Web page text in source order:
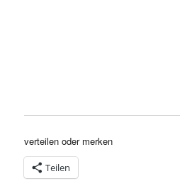
verteilen oder merken
Teilen